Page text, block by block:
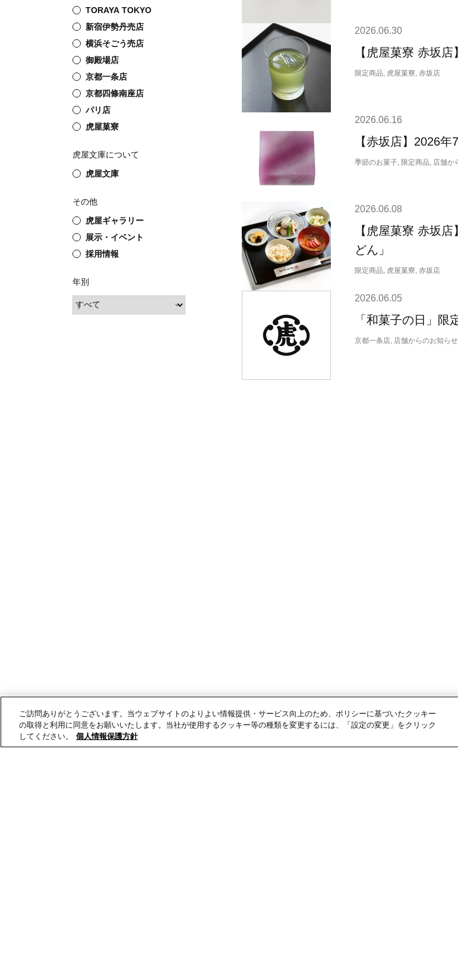
TORAYA TOKYO
新宿伊勢丹売店
横浜そごう売店
御殿場店
京都一条店
京都四條南座店
パリ店
虎屋菓寮
虎屋文庫について
虎屋文庫
その他
虎屋ギャラリー
展示・イベント
採用情報
年別
【虎屋菓寮 赤坂
2026.06.30
限定商品, 虎屋菓寮, 赤坂店
【赤坂店】2026
2026.06.16
季節のお菓子, 限定商品, 店舗か
【虎屋菓寮 赤坂
どん」
2026.06.08
限定商品, 虎屋菓寮, 赤坂店
「和菓子の日」限
2026.06.05
京都一条店, 店舗からのお知ら
ご訪問ありがとうございます。当ウェブサイトのよりよい情報提供・サービス向上のため、ポリシーに基づいたクッキー
の取得と利用に同意をお願いいたします。当社が使用するクッキー等の種類を変更するには、「設定の変更」をクリック
してください。
個人情報保護方針